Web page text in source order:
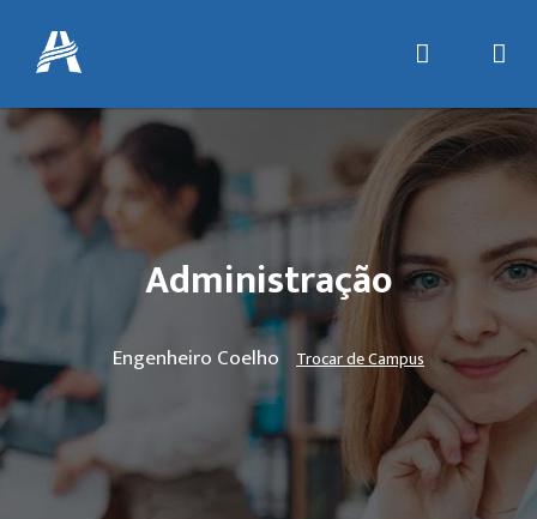
Administração
Engenheiro Coelho Trocar de Campus